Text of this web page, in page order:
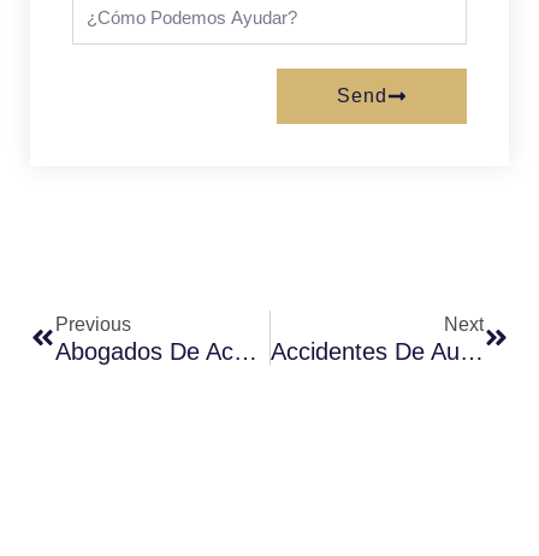
podemos
Send
Previous
Abogados De Accidentes Cerca De Mí: No Siempre Es La Mejor Opción
Next
Accidentes De Auto: Nunca Es Fácil Y Siempre Es Tan Estresante